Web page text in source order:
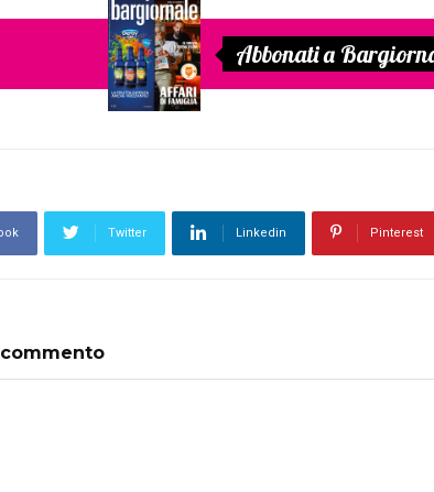
Abbonati a
Twitter Linkedin Pinterest